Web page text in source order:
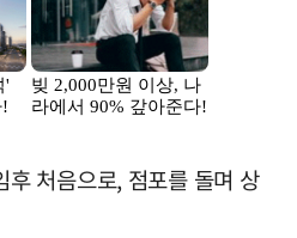
후 처음으로, 점포를 돌며 상